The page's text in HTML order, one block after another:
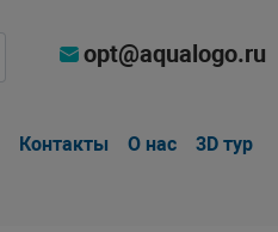
opt@aqualogo.ru
Контакты О нас 3D тур